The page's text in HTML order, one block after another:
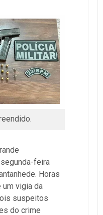
feira
Horas
vigia da
suspeitos
do crime